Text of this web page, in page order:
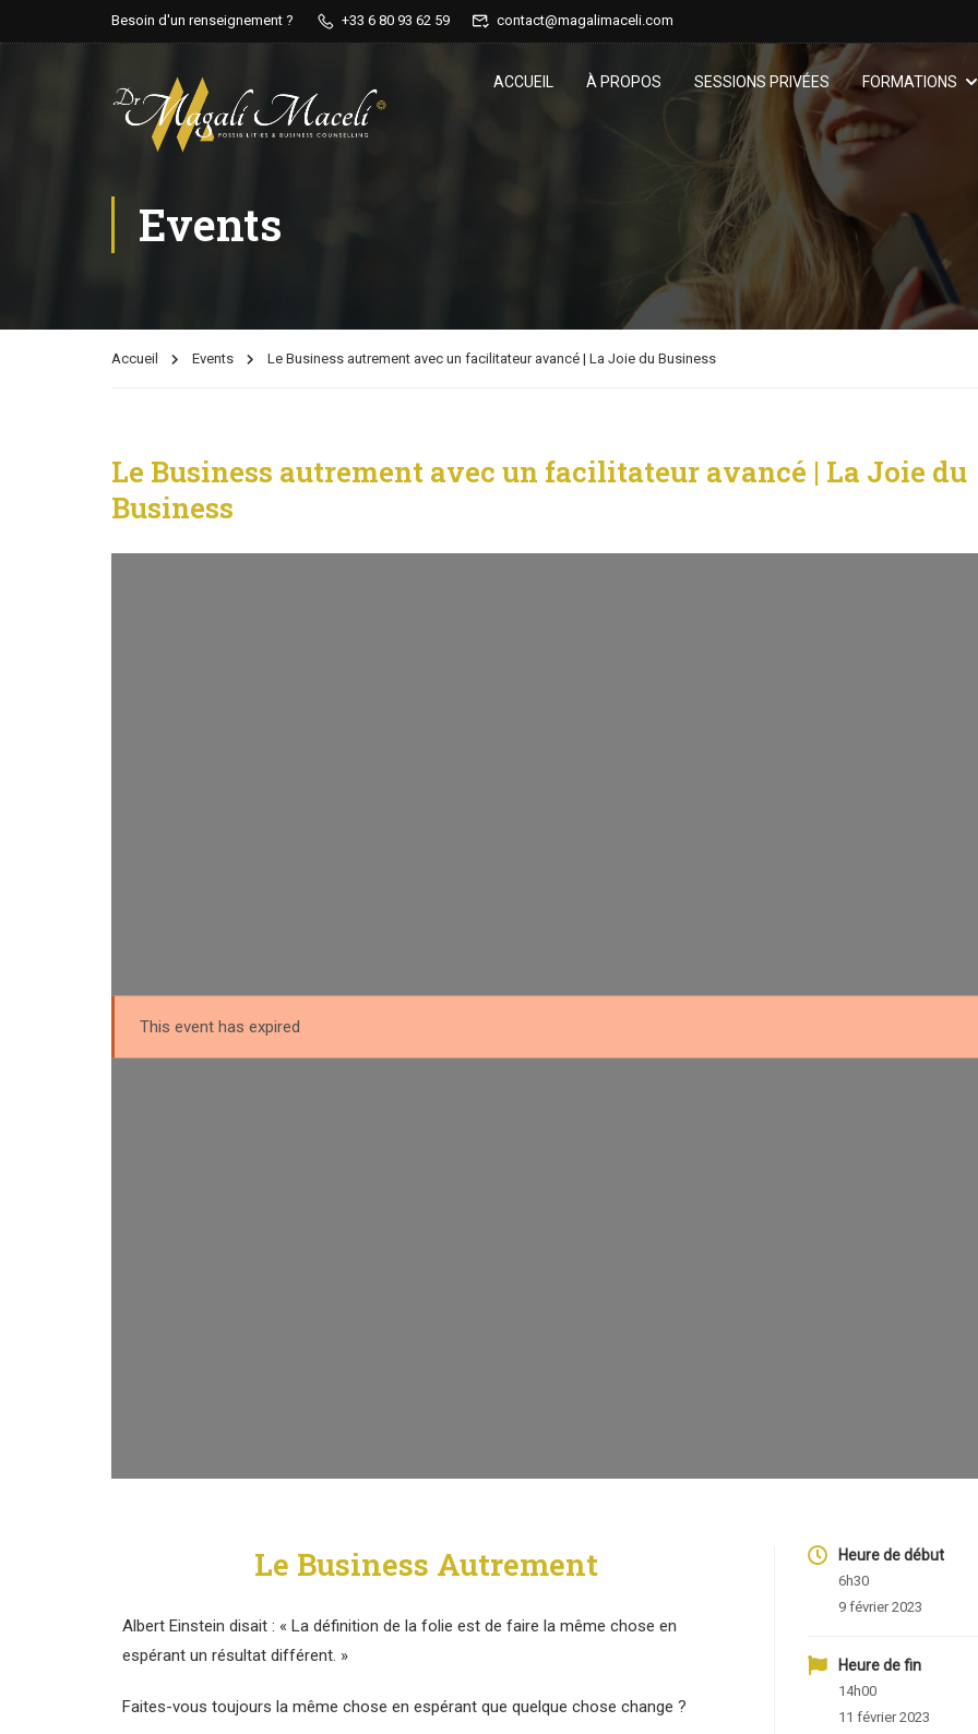
Besoin d'un renseignement ? +33 6 80 93 62 59 contact@magalimaceli.com
ACCUEIL À PROPOS SESSIONS PRIVÉES FORMATIONS
Events
Accueil Events Le Business autrement avec un facilitateur avancé | La Joie du Business
Le Business autrement avec un facilitateur avancé | La Joie du
Business
This event has expired
Le Business Autrement
Albert Einstein disait : « La définition de la folie est de faire la même chose en
espérant un résultat différent. »
Faites-vous toujours la même chose en espérant que quelque chose change ?
Heure de début
6h30
9 février 2023
Heure de fin
14h00
11 février 2023